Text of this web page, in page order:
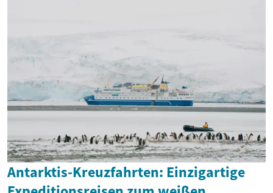
Antarktis-Kreuzfahrten: Einzigartige